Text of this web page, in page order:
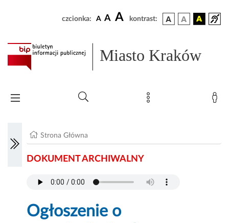
czcionka: A A A kontrast:
Miasto Kraków
Strona Główna
DOKUMENT ARCHIWALNY
Ogłoszenie o